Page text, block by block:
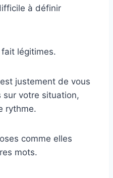
à définir
légitimes.
justement de vous
votre situation,
rythme.
comme elles
mots.